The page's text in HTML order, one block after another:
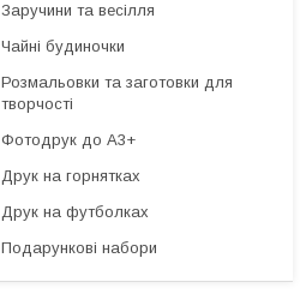
Заручини та весілля
Чайні будиночки
Розмальовки та заготовки для
творчості
Фотодрук до А3+
Друк на горнятках
Друк на футболках
Подарункові набори